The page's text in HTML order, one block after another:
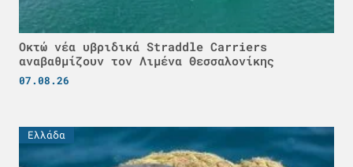
Οκτώ νέα υβριδικά Straddle Carriers
αναβαθμίζουν τον Λιμένα Θεσσαλονίκης
07.08.26
Ελλάδα